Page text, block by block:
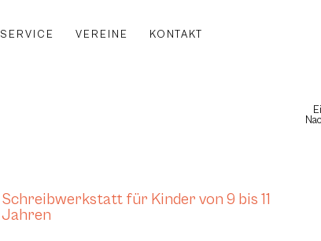
SERVICE VEREINE KONTAKT
Schreibwerkstatt für Kinder von 9 bis 11
Jahren